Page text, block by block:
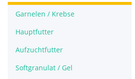
Garnelen / Krebse
Hauptfutter
Aufzuchtfutter
Softgranulat / Gel